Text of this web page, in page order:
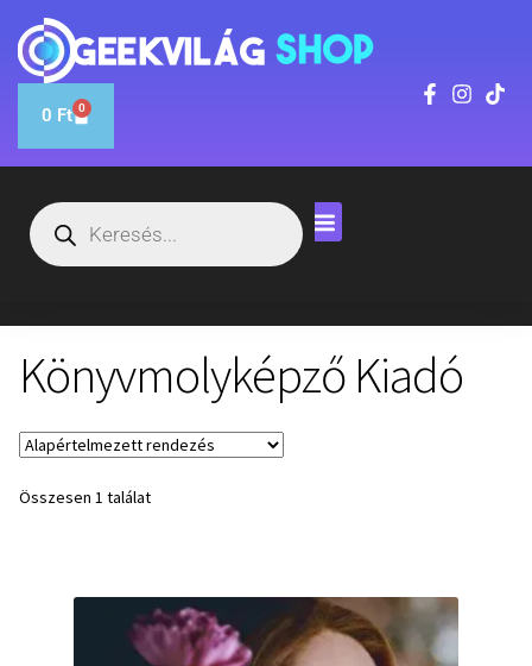
0 Ft 0
Könyvmolyképző Kiadó
Összesen 1 találat